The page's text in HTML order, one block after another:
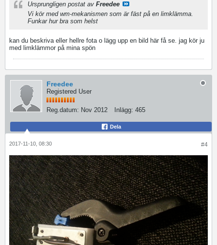
Ursprungligen postat av Freedee
Vi kör med wm-mekanismen som är fäst på en limklämma.
Funkar hur bra som helst
kan du beskriva eller hellre fota o lägg upp en bild här få se. jag kör ju
med limklämmor på mina spön
Freedee
Registered User
Reg.datum: Nov 2012 Inlägg: 465
Dela
#4
2017-11-10, 08:30